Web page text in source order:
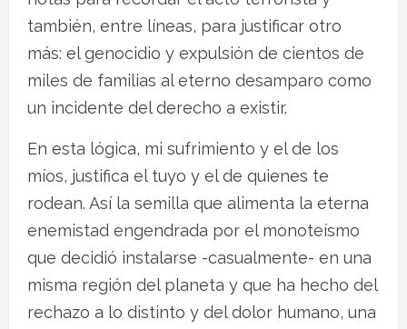
también, entre líneas, para justificar otro
más: el genocidio y expulsión de cientos de
miles de familias al eterno desamparo como
un incidente del derecho a existir.
En esta lógica, mi sufrimiento y el de los
míos, justifica el tuyo y el de quienes te
rodean. Así la semilla que alimenta la eterna
enemistad engendrada por el monoteísmo
que decidió instalarse -casualmente- en una
misma región del planeta y que ha hecho del
rechazo a lo distinto y del dolor humano, una